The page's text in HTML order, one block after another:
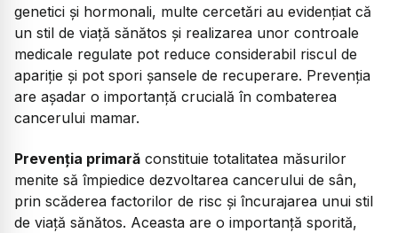
genetici și hormonali, multe cercetări au evidențiat că
un stil de viață sănătos și realizarea unor controale
medicale regulate pot reduce considerabil riscul de
apariție și pot spori șansele de recuperare. Prevenția
are așadar o importanță crucială în combaterea
cancerului mamar.
Prevenția primară constituie totalitatea măsurilor
menite să împiedice dezvoltarea cancerului de sân,
prin scăderea factorilor de risc și încurajarea unui stil
de viață sănătos. Aceasta are o importanță sporită,